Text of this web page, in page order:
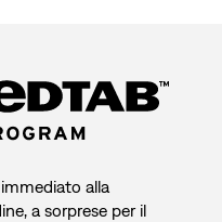
immediato alla
a sorprese per il